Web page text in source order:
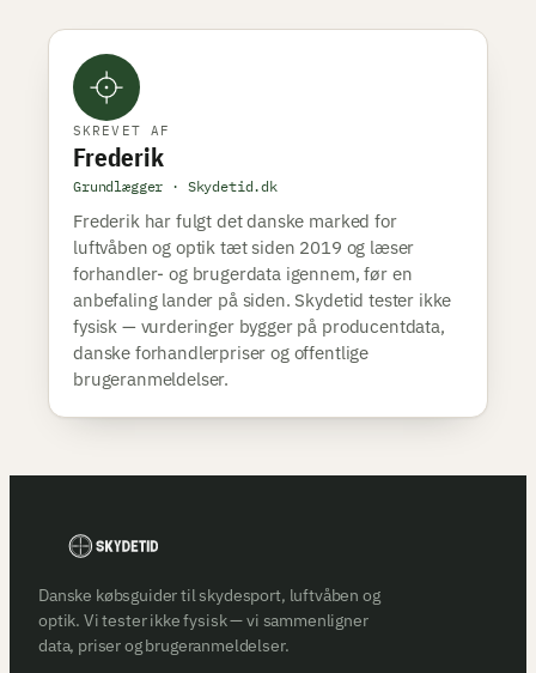
SKREVET AF
Frederik
Grundlægger · Skydetid.dk
Frederik har fulgt det danske marked for
luftvåben og optik tæt siden 2019 og læser
forhandler- og brugerdata igennem, før en
anbefaling lander på siden. Skydetid tester ikke
fysisk — vurderinger bygger på producentdata,
danske forhandlerpriser og offentlige
brugeranmeldelser.
Danske købsguider til skydesport, luftvåben og
optik. Vi tester ikke fysisk — vi sammenligner
data, priser og brugeranmeldelser.